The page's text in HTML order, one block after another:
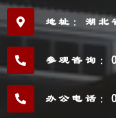
地址：湖北
参观咨询
办公电话